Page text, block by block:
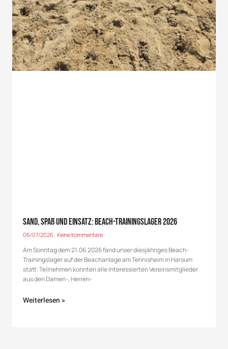
Sand, Spaß und Einsatz: Beach-Trainingslager 2026
06/07/2026 Keine Kommentare
Am Sonntag dem 21.06.2026 fand unser diesjähriges Beach-
Trainingslager auf der Beachanlage am Tennisheim in Harsum
statt. Teilnehmen konnten alle interessierten Vereinsmitglieder
aus den Damen-, Herren-
Weiterlesen »